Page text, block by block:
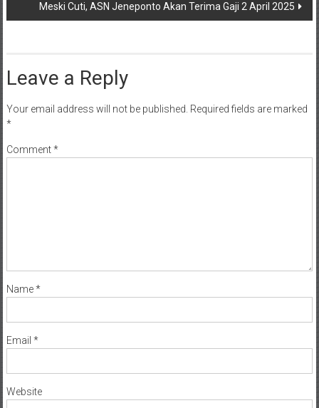
Meski Cuti, ASN Jeneponto Akan Terima Gaji 2 April 2025
Leave a Reply
Your email address will not be published. Required fields are marked
*
Comment*
Name*
Email *
Website